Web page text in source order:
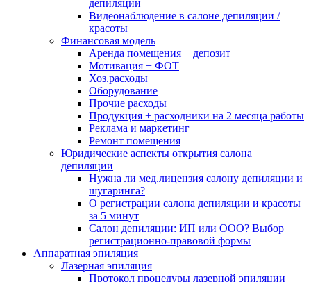
депиляции
Видеонаблюдение в салоне депиляции /
красоты
Финансовая модель
Аренда помещения + депозит
Мотивация + ФОТ
Хоз.расходы
Оборудование
Прочие расходы
Продукция + расходники на 2 месяца работы
Реклама и маркетинг
Ремонт помещения
Юридические аспекты открытия салона
депиляции
Нужна ли мед.лицензия салону депиляции и
шугаринга?
О регистрации салона депиляции и красоты
за 5 минут
Салон депиляции: ИП или ООО? Выбор
регистрационно-правовой формы
Аппаратная эпиляция
Лазерная эпиляция
Протокол процедуры лазерной эпиляции